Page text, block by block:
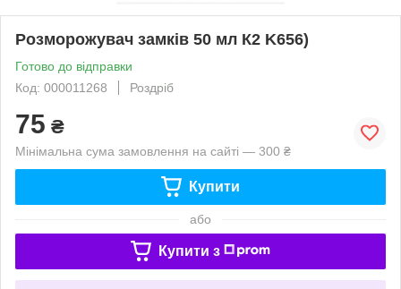
Розморожувач замків 50 мл К2 K656)
Готово до відправки
Код: 000011268
Роздріб
75 ₴
Мінімальна сума замовлення на сайті — 300 ₴
Купити
або
Купити з